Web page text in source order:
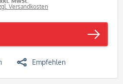
Versandkosten
Empfehlen